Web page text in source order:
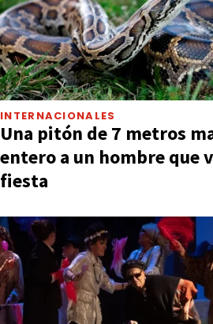
INTERNACIONALES
Una pitón de 7 metros
entero a un hombre que
fiesta